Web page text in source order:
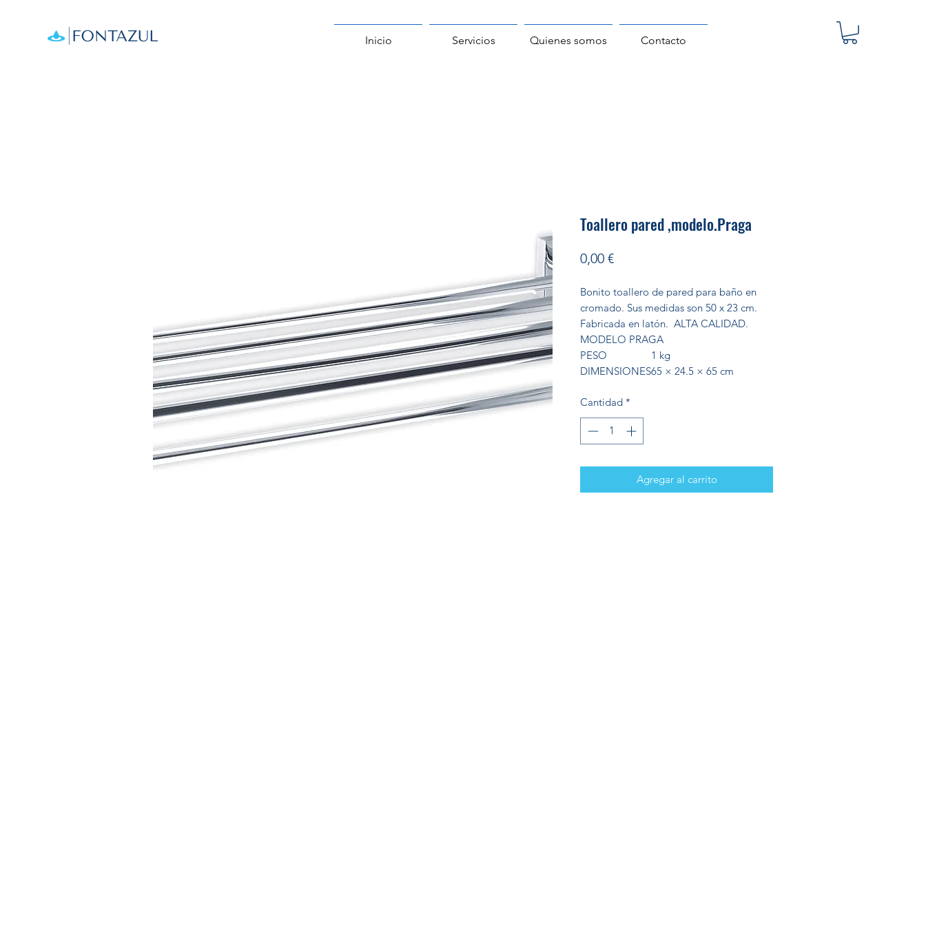
Inicio Servicios Quienes somos Contacto
Toallero pared ,modelo.Praga
0,00 €Precio
Bonito toallero de pared para baño en
cromado. Sus medidas son 50 x 23 cm.
Fabricada en latón. ALTA CALIDAD.
MODELO PRAGA
PESO
1 kg
DIMENSIONES65 × 24.5 × 65 cm
Cantidad *
Agregar al carrito